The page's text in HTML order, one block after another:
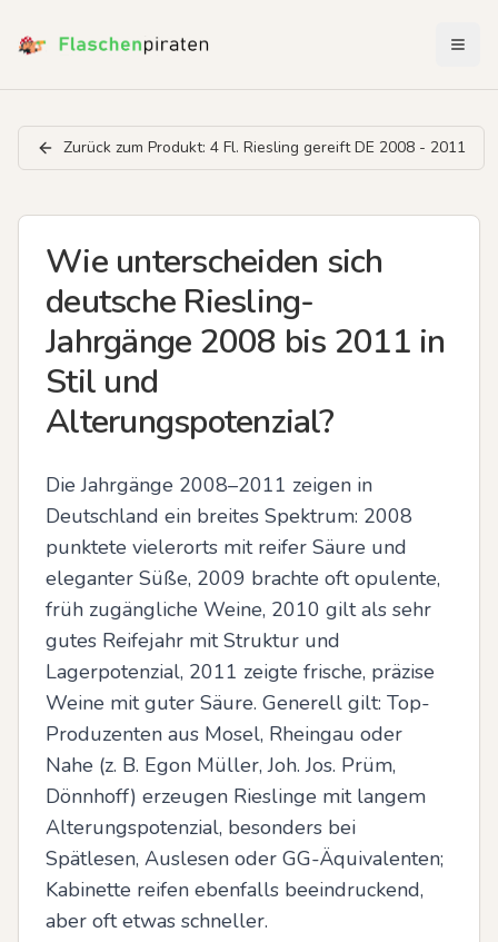
Zurück zum Produkt: 4 Fl. Riesling gereift DE 2008 - 2011
Wie unterscheiden sich
deutsche Riesling-
Jahrgänge 2008 bis 2011 in
Stil und
Alterungspotenzial?
Die Jahrgänge 2008–2011 zeigen in
Deutschland ein breites Spektrum: 2008
punktete vielerorts mit reifer Säure und
eleganter Süße, 2009 brachte oft opulente,
früh zugängliche Weine, 2010 gilt als sehr
gutes Reifejahr mit Struktur und
Lagerpotenzial, 2011 zeigte frische, präzise
Weine mit guter Säure. Generell gilt: Top-
Produzenten aus Mosel, Rheingau oder
Nahe (z. B. Egon Müller, Joh. Jos. Prüm,
Dönnhoff) erzeugen Rieslinge mit langem
Alterungspotenzial, besonders bei
Spätlesen, Auslesen oder GG-Äquivalenten;
Kabinette reifen ebenfalls beeindruckend,
aber oft etwas schneller.